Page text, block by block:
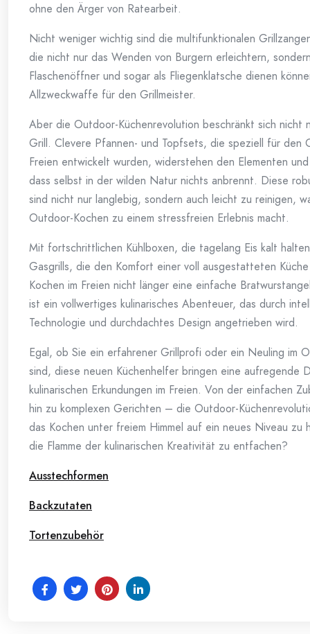
ohne den Ärger von Ratearbeit.
Nicht weniger wichtig sind die multifunktionalen
die nicht nur das Wenden von Burgern erleichtern,
Flaschenöffner und sogar als Fliegenklatsche dienen
Allzweckwaffe für den Grillmeister.
Aber die Outdoor-Küchenrevolution beschränkt sich nicht
Grill. Clevere Pfannen- und Topfsets, die speziell für den
Freien entwickelt wurden, widerstehen den Elementen
dass selbst in der wilden Natur nichts anbrennt. Diese
sind nicht nur langlebig, sondern auch leicht zu reinigen,
Outdoor-Kochen zu einem stressfreien Erlebnis macht.
Mit fortschrittlichen Kühlboxen, die tagelang Eis kalt
Gasgrills, die den Komfort einer voll ausgestatteten
Kochen im Freien nicht länger eine einfache
ist ein vollwertiges kulinarisches Abenteuer, das durch
Technologie und durchdachtes Design angetrieben wird.
Egal, ob Sie ein erfahrener Grillprofi oder ein Neuling im
sind, diese neuen Küchenhelfer bringen eine aufregende
kulinarischen Erkundungen im Freien. Von der einfachen
hin zu komplexen Gerichten – die Outdoor-
das Kochen unter freiem Himmel auf ein neues Niveau zu
die Flamme der kulinarischen Kreativität zu entfachen?
Ausstechformen
Backzutaten
Tortenzubehör